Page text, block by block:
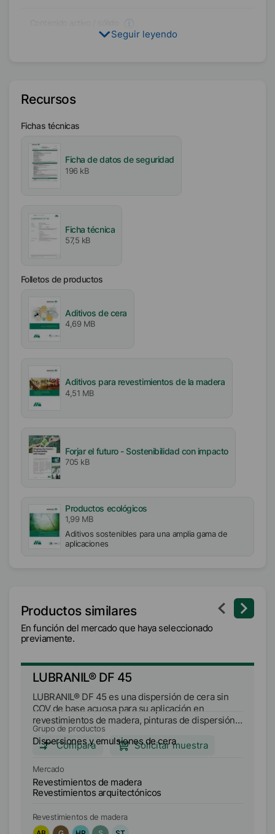
Asia/Oceanía
No iónico
Seguir leyendo
Recursos
Fichas técnicas
Ficha de datos de seguridad
196 kB
Ficha técnica
57,5 kB
Folletos de productos
Aditivos de cera
4,69 MB
Aditivos para revestimientos de la madera
4,51 MB
Forjar el futuro - Sostenibilidad con impacto
705 kB
Productos ecológicos
1,99 MB
Aditivos sostenibles para una amplia gama de
aplicaciones
Productos similares
En función del mercado que haya seleccionado
previamente.
LUBRANIL® DF 45
LUBRANIL® DF 45 es una dispersión de cera sin
COV de base acuosa para su aplicación en
revestimientos de madera, pinturas de dispersión y
enlucidos.
Compara
Solicitar muestra
Grupo de productos
Dispersiones y emulsiones de cera
Mercado
Revestimientos de madera
Revestimientos arquitectónicos
Revestimientos de madera